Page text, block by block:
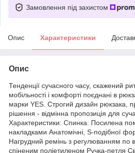
Замовлення під захистом
Опис Характеристики
Опис
Тенденції сучасного часу, скажений
мобільності і комфорті поєднані в
марки YES. Строгий дизайн рюкзака,
рішення - відмінна пропозиція для
Характеристики: Спинка: Посилена
накладками Анатомічні, S-подібної
Нагрудний ремінь з регулюванням по
спіненим поліетиленом Ручка-петля